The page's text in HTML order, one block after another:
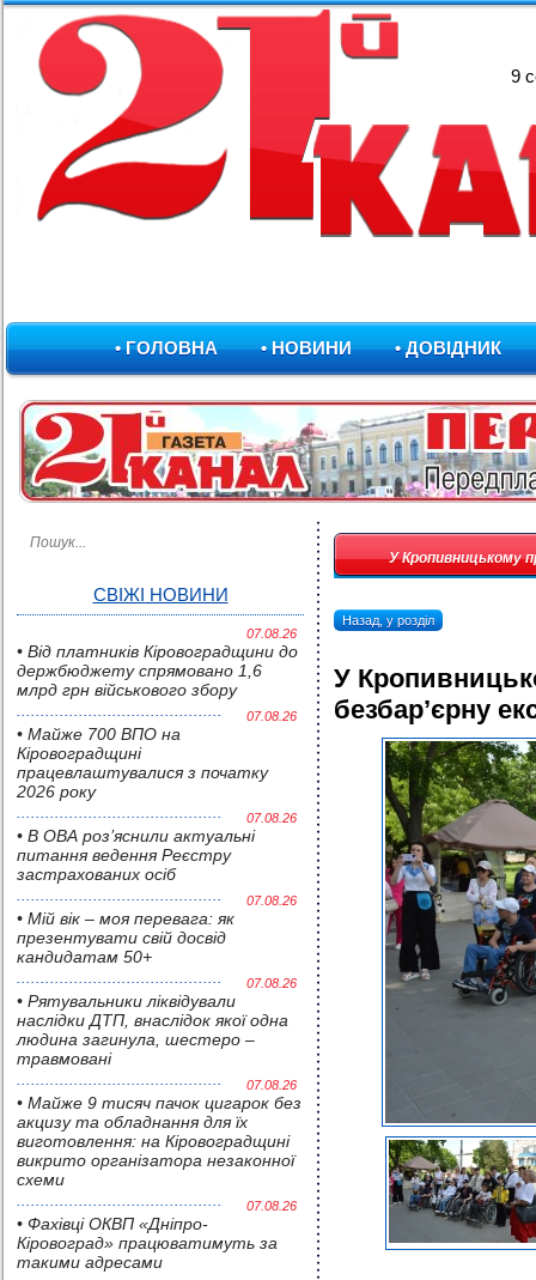
9
• ГОЛОВНА • НОВИНИ • ДОВІДНИК
СВІЖІ НОВИНИ
07.08.26
• Від платників Кіровоградщини до
держбюджету спрямовано 1,6
млрд грн військового збору
07.08.26
• Майже 700 ВПО на
Кіровоградщині
працевлаштувалися з початку
2026 року
07.08.26
• В ОВА роз’яснили актуальні
питання ведення Реєстру
застрахованих осіб
07.08.26
• Мій вік – моя перевага: як
презентувати свій досвід
кандидатам 50+
07.08.26
• Pятувальники ліквідували
наслідки ДТП, внаслідок якої одна
людина загинула, шестеро –
травмовані
07.08.26
• Майже 9 тисяч пачок цигарок без
акцизу та обладнання для їх
виготовлення: на Кіровоградщині
викрито організатора незаконної
схеми
07.08.26
• Фахівці ОКВП «Дніпро-
Кіровоград» працюватимуть за
такими адресами
У Кропивницькому
Назад, у розділ
У
безбар’єрну